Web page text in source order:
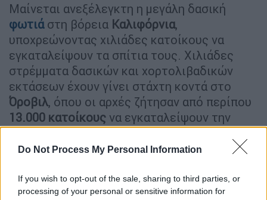
Do Not Process My Personal Information
If you wish to opt-out of the sale, sharing to third parties, or
processing of your personal or sensitive information for
Μαίνεται ανεξέλεγκτη η μεγάλη δασική
φωτιάστη βόρεια Καλιφόρνια,
υποχρεώνοντας χιλιάδες κατοίκους να
εγκαταλείψουν τα σπίτια τους. Χιλιάδες
στρέμματα δασικών και χορτολιβαδικών
εκτάσεων έχουν γίνει στάχτη κοντά στο
Όροβιλ, όπου οι αρχές ζήτησαν από περίπου
13.000 κατοίκους να εγκαταλείψουν την
περιοχή.
Το πύρινο μέτωπο βρίσκεται λίγες δεκάδες
χιλιόμετρα μακριά από το
Πάρανταϊς
περιοχή πουεπλήγη το 2018από τη